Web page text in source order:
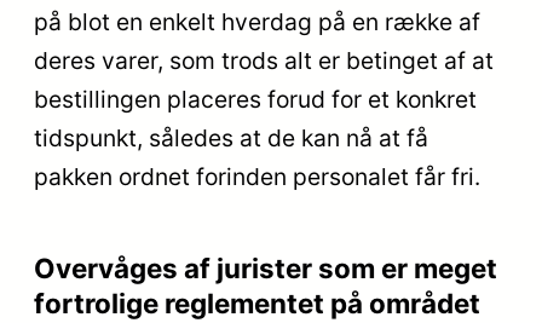
på blot en enkelt hverdag på en række af
deres varer, som trods alt er betinget af at
bestillingen placeres forud for et konkret
tidspunkt, således at de kan nå at få
pakken ordnet forinden personalet får fri.
Overvåges af jurister som er meget
fortrolige reglementet på området